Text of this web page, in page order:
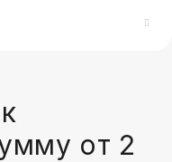
от 2